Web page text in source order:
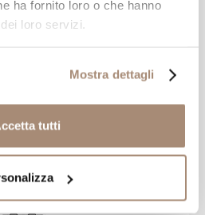
ha fornito loro o che hanno
loro servizi.
Mostra dettagli
tutti
€ 636,00